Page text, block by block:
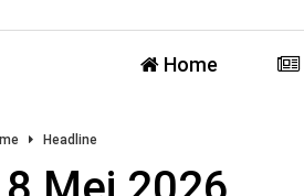
Home
Headline